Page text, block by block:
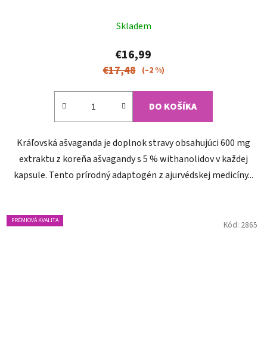
hodnotenie
produktu
je
Skladem
€16,99
€17,48 (–2 %)
DO KOŠÍKA
Kráľovská ašvaganda je doplnok stravy obsahujúci 600 mg
extraktu z koreňa ašvagandy s 5 % withanolidov v každej
kapsule. Tento prírodný adaptogén z ajurvédskej medicíny...
PRÉMIOVÁ KVALITA Kód: 2865